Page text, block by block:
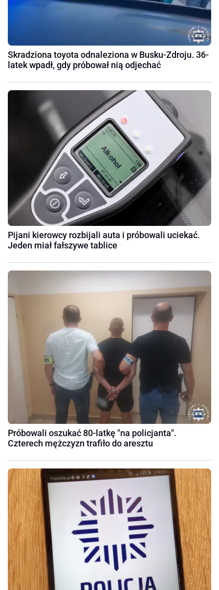
Skradziona toyota odnaleziona w Busku-Zdroju. 36-
latek wpadł, gdy próbował nią odjechać
Pijani kierowcy rozbijali auta i próbowali uciekać.
Jeden miał fałszywe tablice
Próbowali oszukać 80-latkę "na policjanta".
Czterech mężczyzn trafiło do aresztu